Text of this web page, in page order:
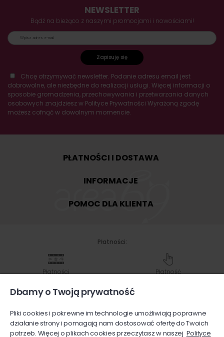
NEWSLETTER
Bądź na bieżąco z naszymi promocjami i nowościami!
Zapisuję się
Chcę otrzymywać newsletter. Podanie adresu email jest
dobrowolne, ale niezbędne do realizacji usługi. Więcej informacji o
sposobie gromadzenia, przechowywania i przetwarzania danych
osobowych znajdziesz w Polityce Prywatności Wyrażoną zgodę
możesz cofnąć w dowolnym momencie.
PŁATNOŚCI I DOSTAWA
INFORMACJE
POMOC DLA KLIENTA
Płatności:
Płatności
Płatność
Przelew
na konto bankowe
Karty
płatnicze
Dbamy o Twoją prywatność
Pliki cookies i pokrewne im technologie umożliwiają poprawne
działanie strony i pomagają nam dostosować ofertę do Twoich
potrzeb. Więcej o plikach cookies przeczytasz w naszej Polityce